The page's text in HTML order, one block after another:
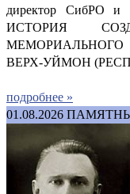
директор СибРО и
ИСТОРИЯ
ВЕРХ-УЙМОН
подробнее »
01.08.2026